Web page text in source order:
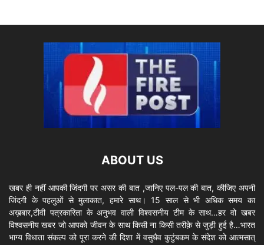
ABOUT US
खबर ही नहीं आपकी जिंदगी पर असर की बात ,जानिए पल-पल की बात, कीजिए अपनी
जिंदगी के पहलुओं से मुलाकात, हमारे साथ। 15 साल से भी अधिक समय का
अख़बार,टीवी पत्रकारिता के अनुभव वाली विश्वसनीय टीम के साथ…हर वो खबर
विश्वसनीय खबर जो आपको जीवन के साथ किसी ना किसी तरीक़े से जुड़ी हुई है…भारत
भाग्य विधाता संकल्प को पूरा करने की दिशा में वसुधैव कुटुंबकम के संदेश को आत्मसात्